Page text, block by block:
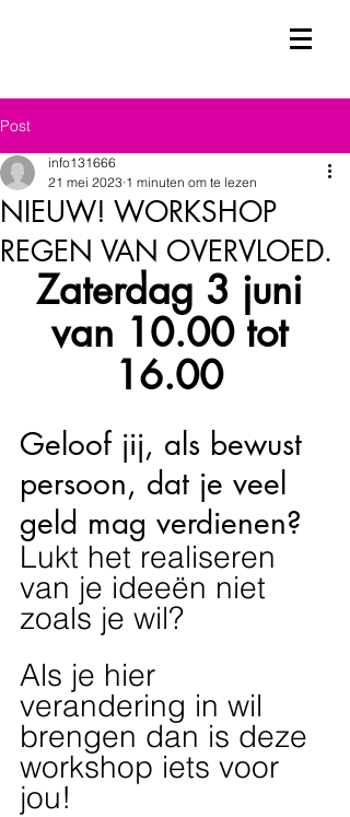
Post
NIEUW! WORKSHOP
REGEN VAN OVERVLOED.
info131666
21 mei 2023 1 minuten om te lezen
Zaterdag 3 juni
van 10.00 tot
16.00
Geloof jij, als bewust
persoon, dat je veel
geld mag verdienen?
Lukt het realiseren
van je ideeën niet
zoals je wil?
Als je hier
verandering in wil
brengen dan is deze
workshop iets voor
jou!